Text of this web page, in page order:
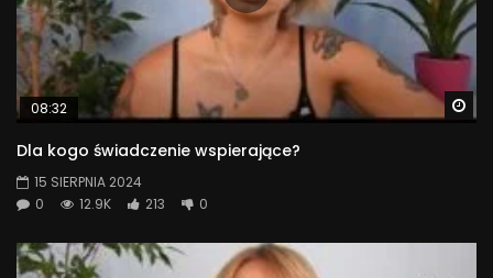
08:32
Dla kogo świadczenie wspierające?
15 SIERPNIA 2024
0
12.9K 213 0